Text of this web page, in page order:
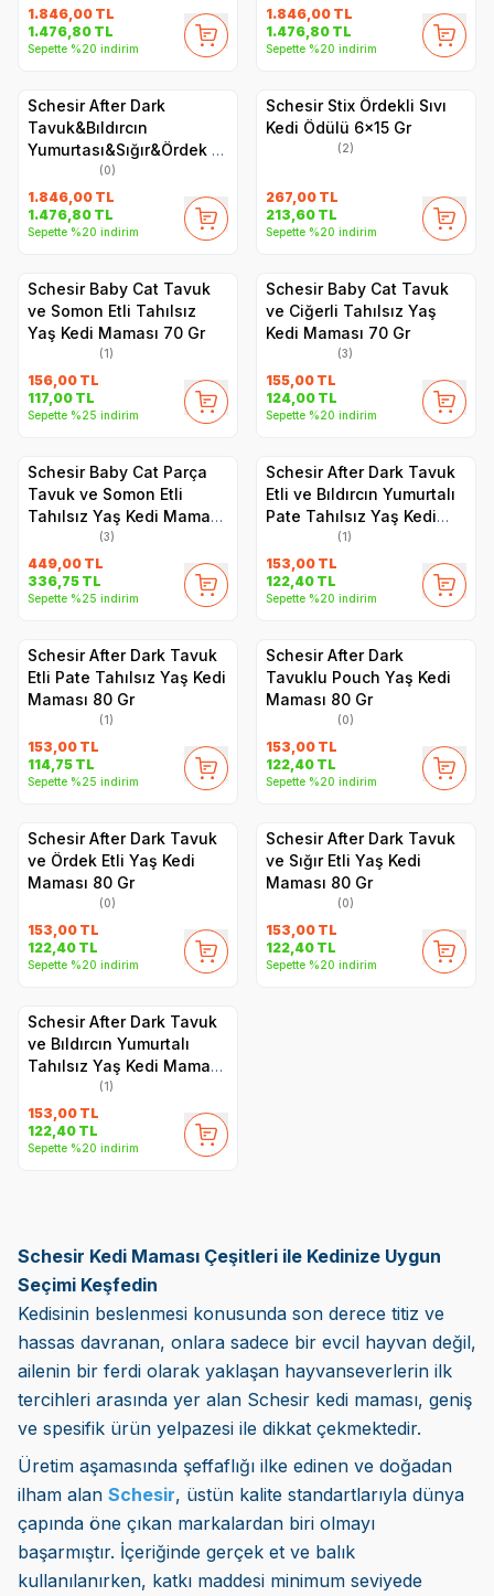
Kedi Yaş Maması Çeşit
Paketi 12x80g
1.846,00 TL
1.476,80 TL
Sepette %20 indirim
Kedi Pouch Çeşit Paketi
12x80g
1.846,00 TL
1.476,80 TL
Sepette %20 indirim
Schesir After Dark
Tavuk&Bıldırcın
Yumurtası&Sığır&Ördek Et
Suyunda Yetişkin Kedi
Yaş Maması Çeşit Paketi
12x80g
(0)
1.846,00 TL
1.476,80 TL
Sepette %20 indirim
Schesir Stix Ördekli Sıvı
Kedi Ödülü 6x15 Gr
(2)
267,00 TL
213,60 TL
Sepette %20 indirim
Schesir Baby Cat Tavuk
ve Somon Etli Tahılsız
Yaş Kedi Maması 70 Gr
(1)
156,00 TL
117,00 TL
Sepette %25 indirim
Schesir Baby Cat Tavuk
ve Ciğerli Tahılsız Yaş
Kedi Maması 70 Gr
(3)
155,00 TL
124,00 TL
Sepette %20 indirim
Schesir Baby Cat Parça
Tavuk ve Somon Etli
Tahılsız Yaş Kedi Maması
55 Gr (3 Adet)
(3)
449,00 TL
336,75 TL
Sepette %25 indirim
Schesir After Dark Tavuk
Etli ve Bıldırcın Yumurtalı
Pate Tahılsız Yaş Kedi
Maması 80 Gr
(1)
153,00 TL
122,40 TL
Sepette %20 indirim
Schesir After Dark Tavuk
Etli Pate Tahılsız Yaş Kedi
Maması 80 Gr
(1)
153,00 TL
114,75 TL
Sepette %25 indirim
Schesir After Dark
Tavuklu Pouch Yaş Kedi
Maması 80 Gr
(0)
153,00 TL
122,40 TL
Sepette %20 indirim
Schesir After Dark Tavuk
ve Ördek Etli Yaş Kedi
Maması 80 Gr
(0)
153,00 TL
122,40 TL
Sepette %20 indirim
Schesir After Dark Tavuk
ve Sığır Etli Yaş Kedi
Maması 80 Gr
(0)
153,00 TL
122,40 TL
Sepette %20 indirim
Schesir After Dark Tavuk
ve Bıldırcın Yumurtalı
Tahılsız Yaş Kedi Maması
(1)
153,00 TL
122,40 TL
Sepette %20 indirim
Schesir Kedi Maması Çeşitleri ile Kedinize Uygun
Seçimi Keşfedin
Kedisinin beslenmesi konusunda son derece titiz ve
hassas davranan, onlara sadece bir evcil hayvan değil,
ailenin bir ferdi olarak yaklaşan hayvanseverlerin ilk
tercihleri arasında yer alan Schesir kedi maması, geniş
ve spesifik ürün yelpazesi ile dikkat çekmektedir.
Üretim aşamasında şeffaflığı ilke edinen ve doğadan
ilham alan Schesir, üstün kalite standartlarıyla dünya
çapında öne çıkan markalardan biri olmayı
başarmıştır. İçeriğinde gerçek et ve balık
kullanılanırken, katkı maddesi minimum seviyede